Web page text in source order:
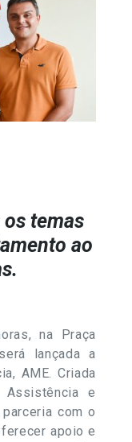
temas
ao
na Praça
lançada a
AME. Criada
Assistência e
com o
apoio e